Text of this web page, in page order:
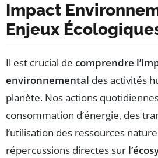
Impact
Enjeux
Il est crucial de comprendre
environnemental des activités
planète. Nos actions
consommation d’énergie, des
l’utilisation des ressources
répercussions directes sur